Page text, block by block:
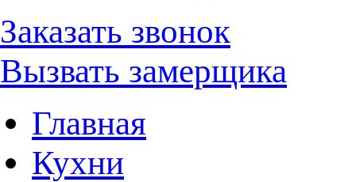
Заказать звонок
Вызвать замерщика
Главная
Кухни